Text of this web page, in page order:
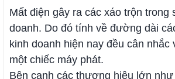
Mất điện gây ra các xáo trộn trong
doanh. Do đó tính về đường dài
kinh doanh hiện nay đều cân nhắc
một chiếc máy phát.
Bên cạnh các thương hiệu lớn